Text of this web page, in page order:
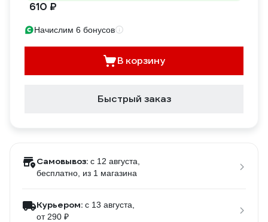
610 ₽
Начислим 6 бонусов
В корзину
Быстрый заказ
Самовывоз: c 12 августа,
бесплатно , из 1 магазина
Курьером: c 13 августа,
от 290 ₽